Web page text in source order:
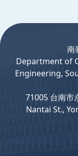
南
Departmentof
Engineering,
71005 台南市
Nantai St.,